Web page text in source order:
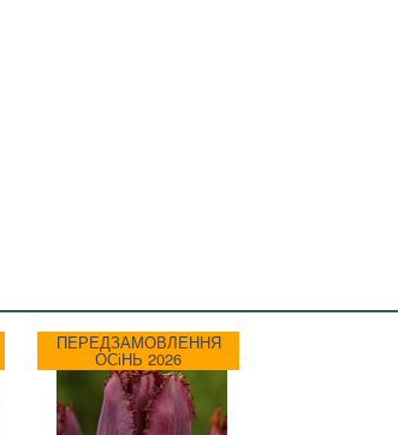
ПЕРЕДЗАМОВЛЕННЯ
ОСіНЬ 2026